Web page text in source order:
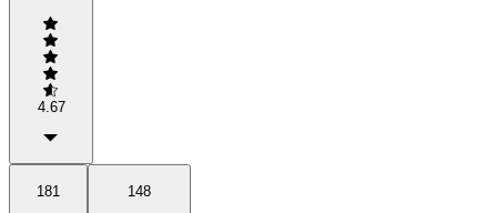
4.67
181
148